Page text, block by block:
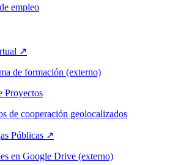
empleo
↗
de formación (externo)
Proyectos
de cooperación geolocalizados
Públicas ↗
en Google Drive (externo)